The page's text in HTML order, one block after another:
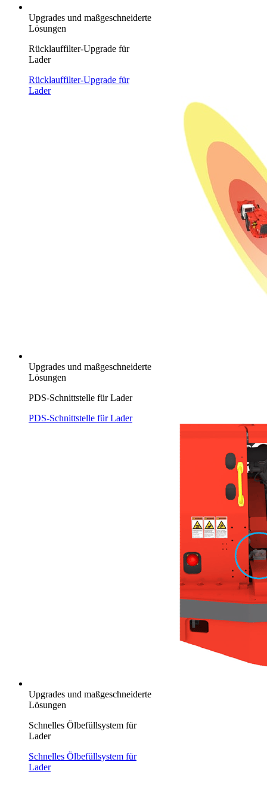
Upgrades und maßgeschneiderte
Lösungen
Rücklauffilter-Upgrade für
Lader
Rücklauffilter-Upgrade für
Lader
Upgrades und maßgeschneiderte
Lösungen
PDS-Schnittstelle für Lader
PDS-Schnittstelle für Lader
Upgrades und maßgeschneiderte
Lösungen
Schnelles Ölbefüllsystem für
Lader
Schnelles Ölbefüllsystem für
Lader